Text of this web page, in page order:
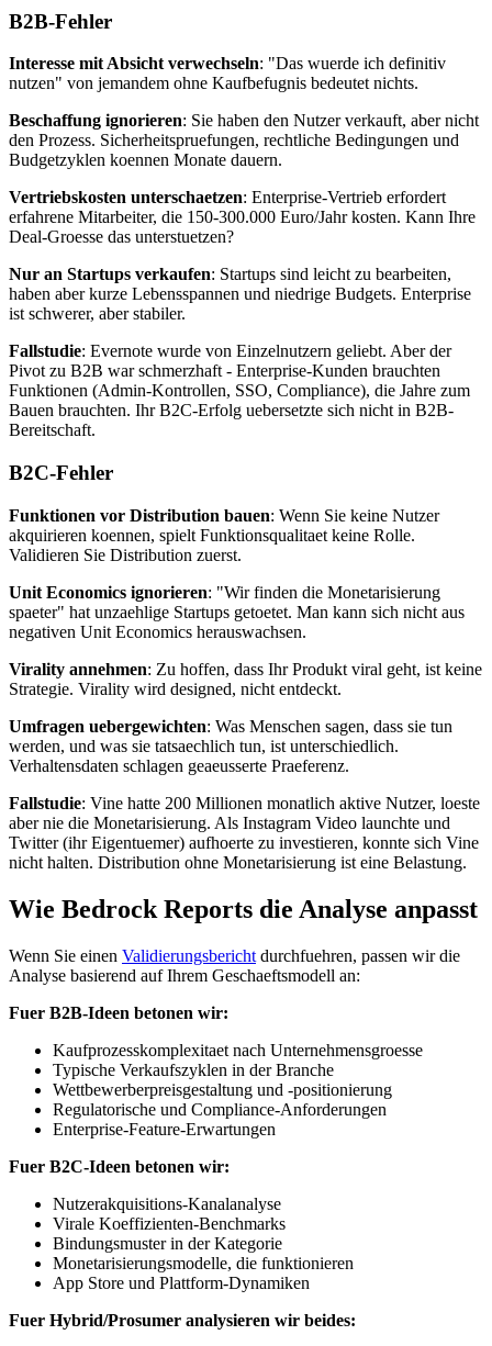
B2B-Fehler
Interesse mit Absicht verwechseln: "Das wuerde ich definitiv
nutzen" von jemandem ohne Kaufbefugnis bedeutet nichts.
Beschaffung ignorieren: Sie haben den Nutzer verkauft, aber nicht
den Prozess. Sicherheitspruefungen, rechtliche Bedingungen und
Budgetzyklen koennen Monate dauern.
Vertriebskosten unterschaetzen: Enterprise-Vertrieb erfordert
erfahrene Mitarbeiter, die 150-300.000 Euro/Jahr kosten. Kann Ihre
Deal-Groesse das unterstuetzen?
Nur an Startups verkaufen: Startups sind leicht zu bearbeiten,
haben aber kurze Lebensspannen und niedrige Budgets. Enterprise
ist schwerer, aber stabiler.
Fallstudie: Evernote wurde von Einzelnutzern geliebt. Aber der
Pivot zu B2B war schmerzhaft - Enterprise-Kunden brauchten
Funktionen (Admin-Kontrollen, SSO, Compliance), die Jahre zum
Bauen brauchten. Ihr B2C-Erfolg uebersetzte sich nicht in B2B-
Bereitschaft.
B2C-Fehler
Funktionen vor Distribution bauen: Wenn Sie keine Nutzer
akquirieren koennen, spielt Funktionsqualitaet keine Rolle.
Validieren Sie Distribution zuerst.
Unit Economics ignorieren: "Wir finden die Monetarisierung
spaeter" hat unzaehlige Startups getoetet. Man kann sich nicht aus
negativen Unit Economics herauswachsen.
Virality annehmen: Zu hoffen, dass Ihr Produkt viral geht, ist keine
Strategie. Virality wird designed, nicht entdeckt.
Umfragen uebergewichten: Was Menschen sagen, dass sie tun
werden, und was sie tatsaechlich tun, ist unterschiedlich.
Verhaltensdaten schlagen geaeusserte Praeferenz.
Fallstudie: Vine hatte 200 Millionen monatlich aktive Nutzer, loeste
aber nie die Monetarisierung. Als Instagram Video launchte und
Twitter (ihr Eigentuemer) aufhoerte zu investieren, konnte sich Vine
nicht halten. Distribution ohne Monetarisierung ist eine Belastung.
Wie Bedrock Reports die Analyse anpasst
Wenn Sie einen Validierungsbericht durchfuehren, passen wir die
Analyse basierend auf Ihrem Geschaeftsmodell an:
Fuer B2B-Ideen betonen wir:
Kaufprozesskomplexitaet nach Unternehmensgroesse
Typische Verkaufszyklen in der Branche
Wettbewerberpreisgestaltung und -positionierung
Regulatorische und Compliance-Anforderungen
Enterprise-Feature-Erwartungen
Fuer B2C-Ideen betonen wir:
Nutzerakquisitions-Kanalanalyse
Virale Koeffizienten-Benchmarks
Bindungsmuster in der Kategorie
Monetarisierungsmodelle, die funktionieren
App Store und Plattform-Dynamiken
Fuer Hybrid/Prosumer analysieren wir beides: